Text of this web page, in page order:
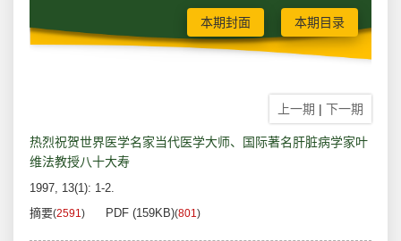
本期封面 本期目录
上一期 | 下一期
热烈祝贺世界医学名家当代医学大师、国际著名肝脏病学家叶
维法教授八十大寿
1997, 13(1): 1-2.
摘要(2591) PDF (159KB)(801)